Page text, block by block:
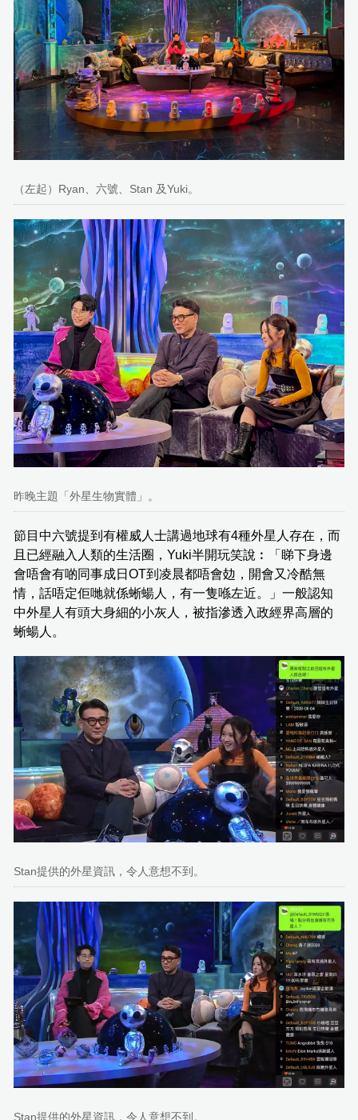
（左起）Ryan、六號、Stan 及Yuki。
昨晚主題「外星生物實體」。
節目中六號提到有權威人士講過地球有4種外星人存在，而
且已經融入人類的生活圈，Yuki半開玩笑說︰「睇下身邊
會唔會有啲同事成日OT到凌晨都唔會攰，開會又冷酷無
情，話唔定佢哋就係蜥蝪人，有一隻喺左近。」一般認知
中外星人有頭大身細的小灰人，被指滲透入政經界高層的
蜥蝪人。
Stan提供的外星資訊，令人意想不到。
Stan提供的外星資訊，令人意想不到。